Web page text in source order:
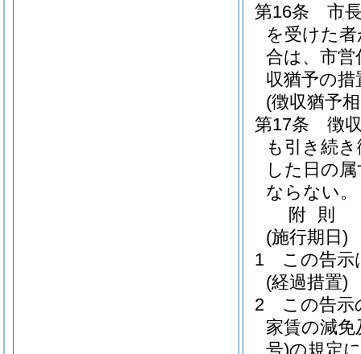
第16条
市
を受けた
合は、市営
収猶予の
(徴収猶予
第17条
徴
も引き続
した日の
ならない。
附 則
(施行期日)
1
この告示
(経過措置)
2
この告示
家賃の減
号)の規定